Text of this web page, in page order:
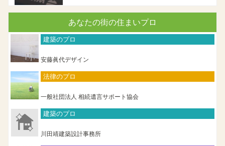
あなたの街の住まいプロ
建築のプロ
安藤眞代デザイン
法律のプロ
一般社団法人 相続遺言サポート協会
建築のプロ
川田靖建築設計事務所